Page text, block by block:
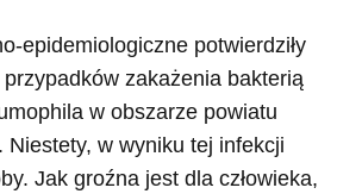
epidemiologiczne potwierdziły
zakażenia bakterią
w obszarze powiatu
Niestety, w wyniku tej infekcji
Jak groźna jest dla człowieka,